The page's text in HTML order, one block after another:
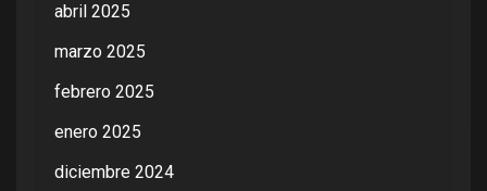
abril 2025
marzo 2025
febrero 2025
enero 2025
diciembre 2024